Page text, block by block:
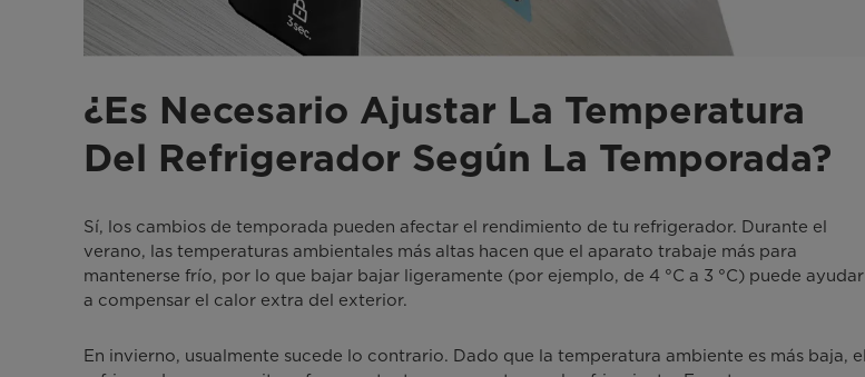
¿Es Necesario Ajustar La Temperatura
Del Refrigerador Según La Temporada?
Sí, los cambios de temporada pueden afectar el rendimiento de tu refrigerador. Durante el
verano, las temperaturas ambientales más altas hacen que el aparato trabaje más para
mantenerse frío, por lo que bajar bajar ligeramente (por ejemplo, de 4 °C a 3 °C) puede ayudar
a compensar el calor extra del exterior.
En invierno, usualmente sucede lo contrario. Dado que la temperatura ambiente es más baja, el